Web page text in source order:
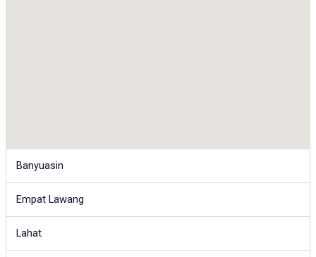
Banyuasin
Empat Lawang
Lahat